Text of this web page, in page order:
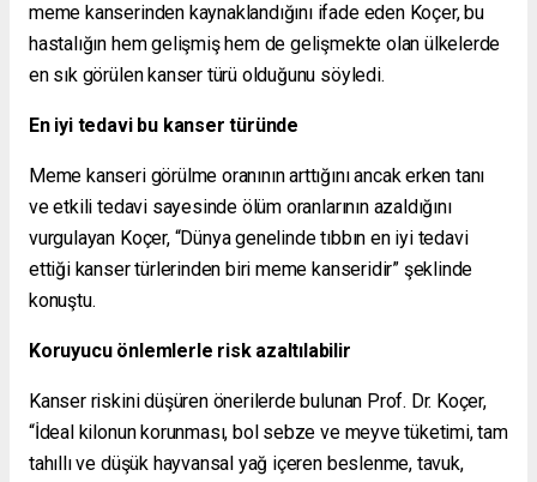
meme kanserinden kaynaklandığını ifade eden Koçer, bu
hastalığın hem gelişmiş hem de gelişmekte olan ülkelerde
en sık görülen kanser türü olduğunu söyledi.
En iyi tedavi bu kanser türünde
Meme kanseri görülme oranının arttığını ancak erken tanı
ve etkili tedavi sayesinde ölüm oranlarının azaldığını
vurgulayan Koçer, “Dünya genelinde tıbbın en iyi tedavi
ettiği kanser türlerinden biri meme kanseridir” şeklinde
konuştu.
Koruyucu önlemlerle risk azaltılabilir
Kanser riskini düşüren önerilerde bulunan Prof. Dr. Koçer,
“İdeal kilonun korunması, bol sebze ve meyve tüketimi, tam
tahıllı ve düşük hayvansal yağ içeren beslenme, tavuk,